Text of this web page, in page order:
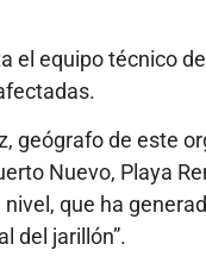
el equipo técnico
geógrafo de este
Nuevo, Playa
que ha
del jarillón”.